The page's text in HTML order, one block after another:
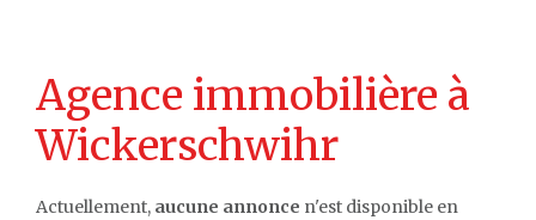
Agence immobilière à
Wickerschwihr
Actuellement, aucune annonce n'est disponible en